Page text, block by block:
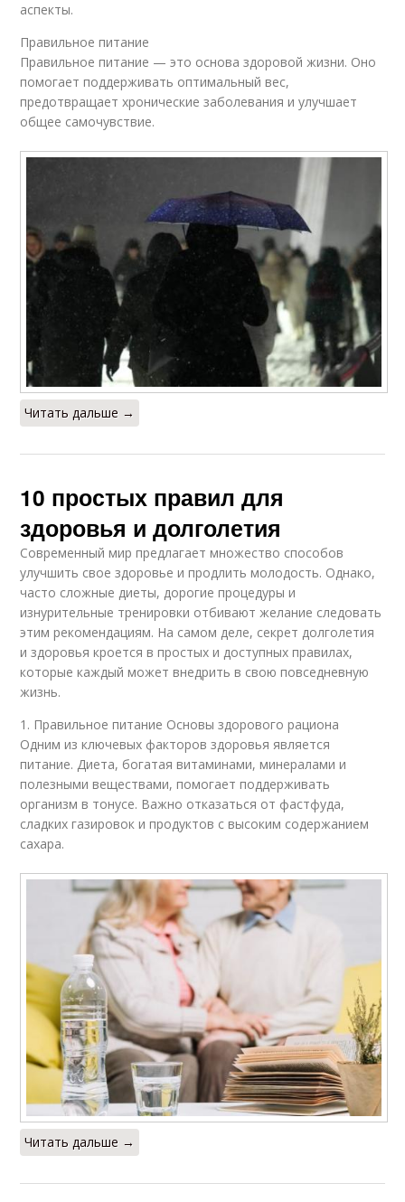
аспекты.
Правильное питание
Правильное питание — это основа здоровой жизни. Оно
помогает поддерживать оптимальный вес,
предотвращает хронические заболевания и улучшает
общее самочувствие.
Читать дальше →
10 простых правил для
здоровья и долголетия
Современный мир предлагает множество способов
улучшить свое здоровье и продлить молодость. Однако,
часто сложные диеты, дорогие процедуры и
изнурительные тренировки отбивают желание следовать
этим рекомендациям. На самом деле, секрет долголетия
и здоровья кроется в простых и доступных правилах,
которые каждый может внедрить в свою повседневную
жизнь.
1. Правильное питание Основы здорового рациона
Одним из ключевых факторов здоровья является
питание. Диета, богатая витаминами, минералами и
полезными веществами, помогает поддерживать
организм в тонусе. Важно отказаться от фастфуда,
сладких газировок и продуктов с высоким содержанием
сахара.
Читать дальше →